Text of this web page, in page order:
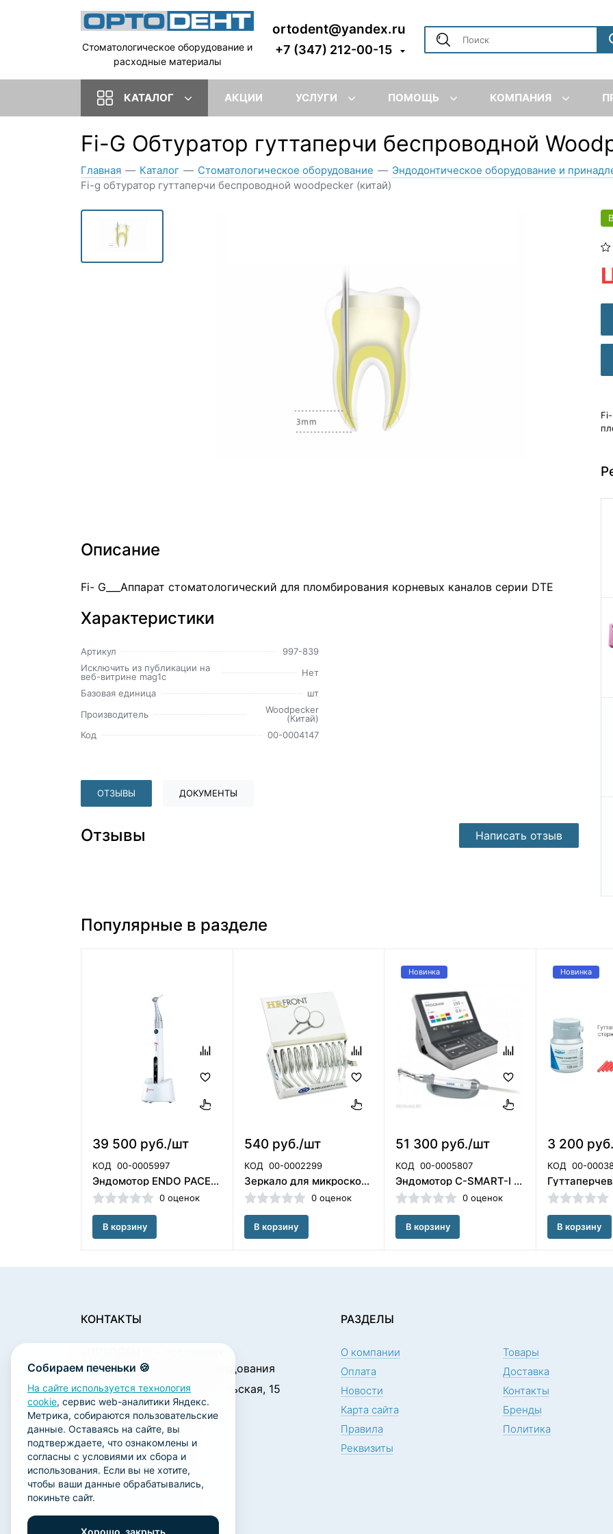
Стоматологическое оборудование и
расходные материалы
ortodent@yandex.ru
+7 (347) 212-00-15
КАТАЛОГ АКЦИИ УСЛУГИ ПОМОЩЬ КОМПАНИЯ
Fi-G Обтуратор гуттаперчи беспроводной
Главная — Каталог — Стоматологическое оборудование — Эндодонтическое оборудование и
Fi-g обтуратор гуттаперчи беспроводной woodpecker (китай)
Описание
Fi- G___Аппарат стоматологический для пломбирования корневых каналов серии DTE
Характеристики
Артикул
997-839
Исключить из публикации на
веб-витрине mag1c
Нет
Базовая единица
шт
Производитель
Woodpecker
(Китай)
Код
00-0004147
ОТЗЫВЫ ДОКУМЕНТЫ
Отзывы Написать отзыв
Популярные в разделе
39 500 руб./шт
КОД 00-0005997
Эндомотор ENDO PACE Woodpecker (Китай)
0 оценок
В корзину
540 руб./шт
КОД 00-0002299
Зеркало для микроскопа 0/14 ,плоское,1 шт Медента/арт 7-0-SS/F02212-HRF
0 оценок
В корзину
Новинка
51 300 руб./шт
КОД 00-0005807
Эндомотор C-SMART-I Pro со встроенным апекслокатором 2 в 1. COXO
0 оценок
В корзину
Новинка
3 200
КОД 00-
В корзину
Собираем печеньки 🍪
На сайте используется технология
cookie, сервис web-аналитики Яндекс.
Метрика, собираются пользовательские
данные. Оставаясь на сайте, вы
подтверждаете, что ознакомлены и
согласны с условиями их сбора и
использования. Если вы не хотите,
чтобы ваши данные обрабатывались,
покиньте сайт.
Хорошо, закрыть
КОНТАКТЫ
стоматологического оборудования
450001, г. Уфа ул. Комсомольская, 15
Пн. - Чт.: 09:00 - 18:00
Пт.: 09:00 - 17:00
Сб., Вс.: выходной
ortodent@yandex.ru
+7 (347) 212-00-15
+7 (347) 212-01-15
РАЗДЕЛЫ
О компании
Товары
Оплата
Доставка
Новости
Контакты
Карта сайта
Бренды
Правила
Политика
Реквизиты